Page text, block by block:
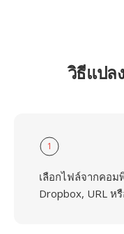
วิธีแปล
1
เลือกไฟล์จากคอม
Dropbox, URL ห